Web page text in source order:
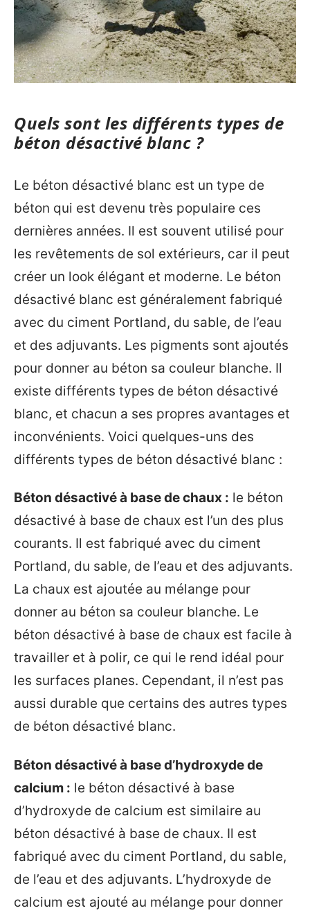
Quels sont les différents types de
béton désactivé blanc ?
Le béton désactivé blanc est un type de
béton qui est devenu très populaire ces
dernières années. Il est souvent utilisé pour
les revêtements de sol extérieurs, car il peut
créer un look élégant et moderne. Le béton
désactivé blanc est généralement fabriqué
avec du ciment Portland, du sable, de l’eau
et des adjuvants. Les pigments sont ajoutés
pour donner au béton sa couleur blanche. Il
existe différents types de béton désactivé
blanc, et chacun a ses propres avantages et
inconvénients. Voici quelques-uns des
différents types de béton désactivé blanc :
Béton désactivé à base de chaux : le béton
désactivé à base de chaux est l’un des plus
courants. Il est fabriqué avec du ciment
Portland, du sable, de l’eau et des adjuvants.
La chaux est ajoutée au mélange pour
donner au béton sa couleur blanche. Le
béton désactivé à base de chaux est facile à
travailler et à polir, ce qui le rend idéal pour
les surfaces planes. Cependant, il n’est pas
aussi durable que certains des autres types
de béton désactivé blanc.
Béton désactivé à base d’hydroxyde de
calcium : le béton désactivé à base
d’hydroxyde de calcium est similaire au
béton désactivé à base de chaux. Il est
fabriqué avec du ciment Portland, du sable,
de l’eau et des adjuvants. L’hydroxyde de
calcium est ajouté au mélange pour donner